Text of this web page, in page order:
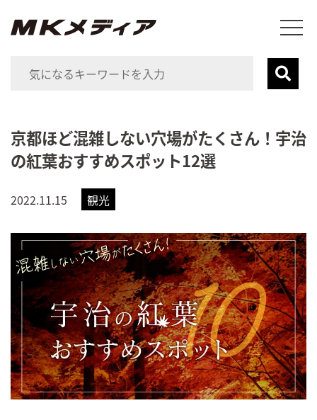
京都ほど混雑しない穴場がたくさん！宇治
の紅葉おすすめスポット12選
2022.11.15 観光